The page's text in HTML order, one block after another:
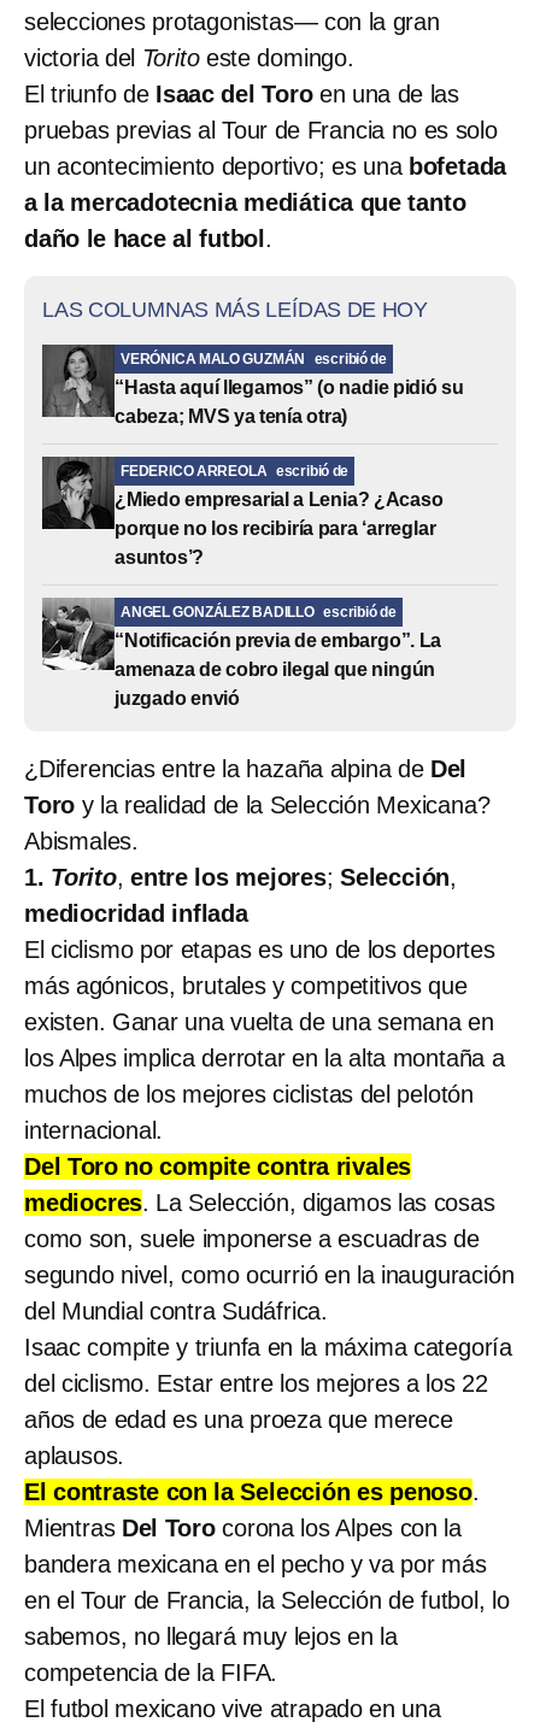
selecciones protagonistas— con la gran
victoria del Toritoeste domingo.
El triunfo de Isaac del Toroen una de las
pruebas previas al Tour de Francia no es solo
un acontecimiento deportivo; es una bofetada
a la mercadotecnia mediática que tanto
daño le hace al futbol .
LAS COLUMNAS MÁS LEÍDAS DE HOY
VERÓNICA MALO GUZMÁN escribió de
“Hasta aquí llegamos” (o nadie pidió su
cabeza; MVS ya tenía otra)
FEDERICO ARREOLA escribió de
¿Miedo empresarial a Lenia? ¿Acaso
porque no los recibiría para ‘arreglar
asuntos’?
ANGEL GONZÁLEZ BADILLO escribió de
“Notificación previa de embargo”. La
amenaza de cobro ilegal que ningún
juzgado envió
¿Diferencias entre la hazaña alpina de Del
Toro y la realidad de la Selección Mexicana?
Abismales.
1. Torito, entre los mejores; Selección,
mediocridad inflada
El ciclismo por etapas es uno de los deportes
más agónicos, brutales y competitivos que
existen. Ganar una vuelta de una semana en
los Alpes implica derrotar en la alta montaña a
muchos de los mejores ciclistas del pelotón
internacional.
Del Toro no compite contra rivales
mediocres. La Selección, digamos las cosas
como son, suele imponerse a escuadras de
segundo nivel, como ocurrió en la inauguración
del Mundial contra Sudáfrica.
Isaac compite y triunfa en la máxima categoría
del ciclismo. Estar entre los mejores a los 22
años de edad es una proeza que merece
aplausos.
El contraste con la Selección es penoso.
Mientras Del Torocorona los Alpes con la
bandera mexicana en el pecho y va por más
en el Tour de Francia, la Selección de futbol, lo
sabemos, no llegará muy lejos en la
competencia de la FIFA.
El futbol mexicano vive atrapado en una